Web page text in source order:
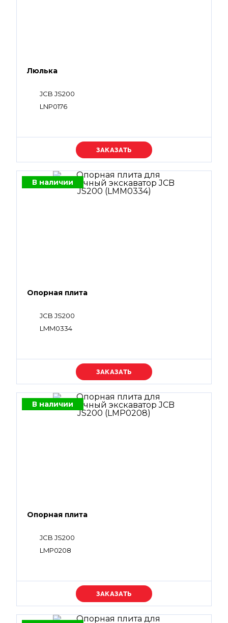
Люлька
JCB JS200
LNP0176
Уточняйте цену
В наличии
Опорная плита
JCB JS200
LMM0334
Уточняйте цену
В наличии
Опорная плита
JCB JS200
LMP0208
Уточняйте цену